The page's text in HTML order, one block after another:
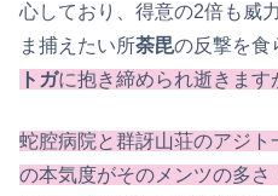
心しており、得意の2倍も威力
ま捕えたい所荼毘の反撃を食
トガに抱き締められ逝きます
蛇腔病院と群訝山荘のアジ
の本気度がそのメンツの多さ